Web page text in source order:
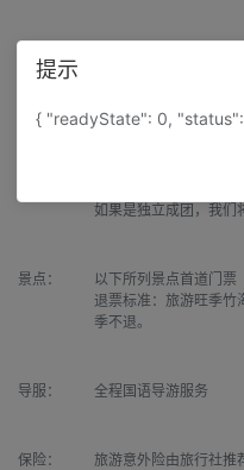
用餐：
数酌情增减，不含酒
全程正规空调旅游大
排不同的车型。但比
如果是独立成团，我们
景点：
以下所列景点首道门票
退票标准：旅游旺季竹
季不退。
导服： 全程国语导游服务
保险：
旅游意外险由旅行社推
提示
{ "readyState": 0,